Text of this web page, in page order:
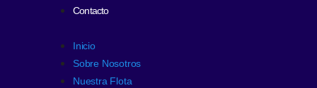
Contacto
Inicio
Sobre Nosotros
Nuestra Flota